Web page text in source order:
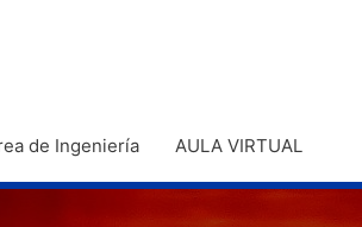
de Ingeniería AULA VIRTUAL